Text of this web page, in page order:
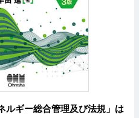
ルギー総合管理及び法規」は